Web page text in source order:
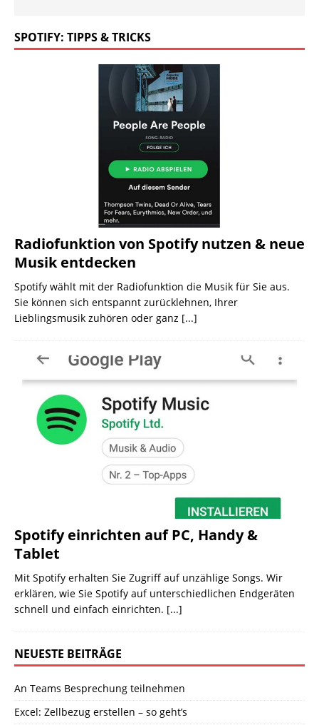
SPOTIFY: TIPPS & TRICKS
Radiofunktion von Spotify nutzen & neue
Musik entdecken
Spotify wählt mit der Radiofunktion die Musik für Sie aus.
Sie können sich entspannt zurücklehnen, Ihrer
Lieblingsmusik zuhören oder ganz [...]
Spotify einrichten auf PC, Handy &
Tablet
Mit Spotify erhalten Sie Zugriff auf unzählige Songs. Wir
erklären, wie Sie Spotify auf unterschiedlichen Endgeräten
schnell und einfach einrichten. [...]
NEUESTE BEITRÄGE
An Teams Besprechung teilnehmen
Excel: Zellbezug erstellen – so geht’s